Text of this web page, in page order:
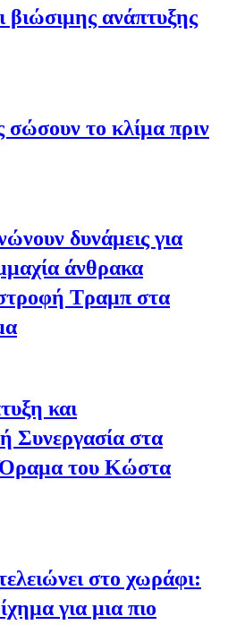
βιώσιμης ανάπτυξης
σώσουν το κλίμα πριν
δυνάμεις για
άνθρακα
Τραμπ στα
και
Συνεργασία στα
του Κώστα
στο χωράφι:
για μια πιο